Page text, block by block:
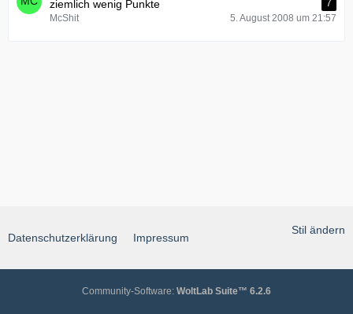
ziemlich wenig Punkte
7
McShit
5. August 2008 um 21:57
Stil ändern
Datenschutzerklärung Impressum
Community-Software: WoltLab Suite™ 6.2.6